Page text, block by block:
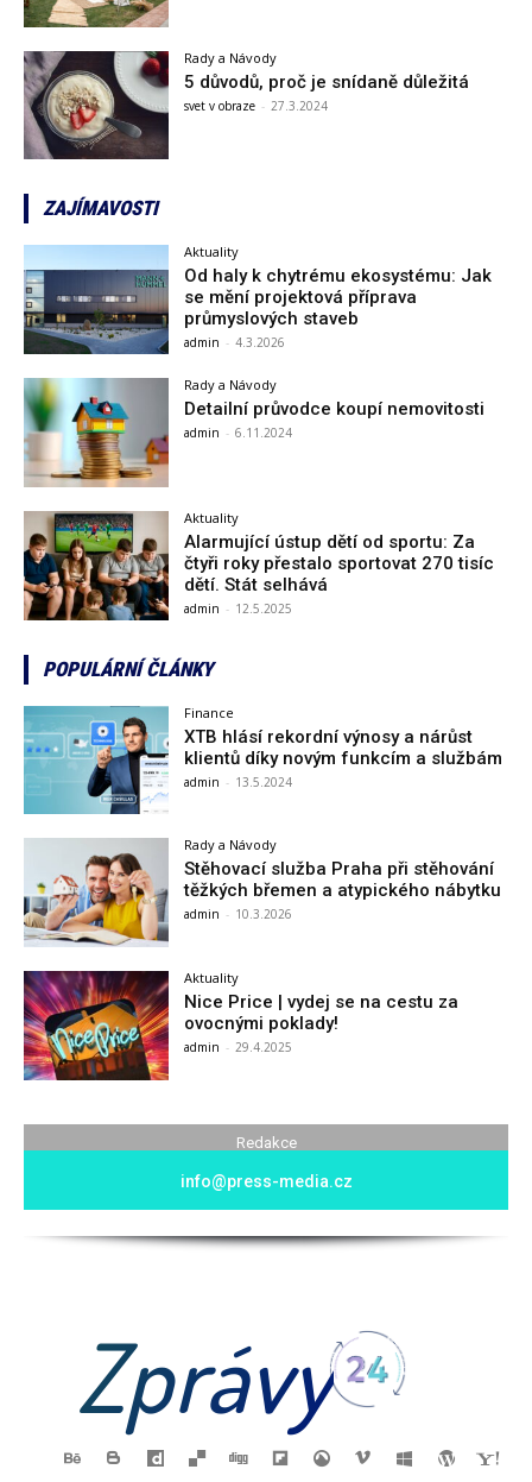
Rady a Návody
5 důvodů, proč je snídaně důležitá
svet v obraze - 27.3.2024
ZAJÍMAVOSTI
Aktuality
Od haly k chytrému ekosystému: Jak
se mění projektová příprava
průmyslových staveb
admin - 4.3.2026
Rady a Návody
Detailní průvodce koupí nemovitosti
admin - 6.11.2024
Aktuality
Alarmující ústup dětí od sportu: Za
čtyři roky přestalo sportovat 270 tisíc
dětí. Stát selhává
admin - 12.5.2025
POPULÁRNÍ ČLÁNKY
Finance
XTB hlásí rekordní výnosy a nárůst
klientů díky novým funkcím a službám
admin - 13.5.2024
Rady a Návody
Stěhovací služba Praha při stěhování
těžkých břemen a atypického nábytku
admin - 10.3.2026
Aktuality
Nice Price | vydej se na cestu za
ovocnými poklady!
admin - 29.4.2025
Redakce
info@press-media.cz
Zprávy